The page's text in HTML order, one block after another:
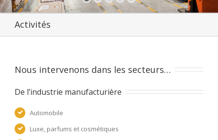
Activités
Nous intervenons dans les secteurs…
De l’industrie manufacturière
Automobile
Luxe, parfums et cosmétiques